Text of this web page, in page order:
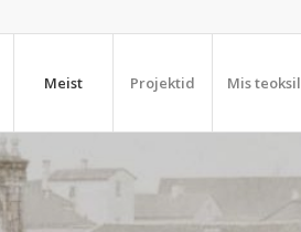
Meist Projektid Mis teoksil